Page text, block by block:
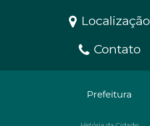
Localização
Contato
Prefeitura